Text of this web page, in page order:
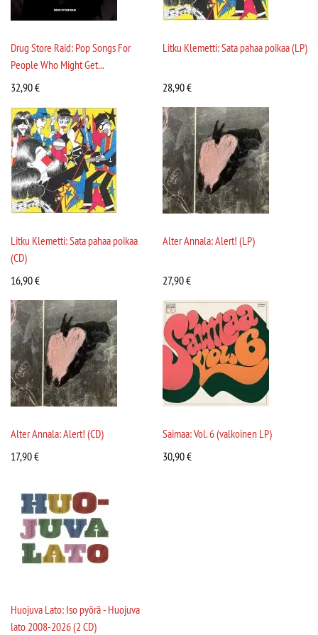
Drug Store Raid: Pop Songs For
People Who Might Get...
32,90€
Litku Klemetti: Sata pahaa poikaa (LP)
28,90€
Litku Klemetti: Sata pahaa poikaa
(CD)
16,90€
Alter Annala: Alert! (LP)
27,90€
Alter Annala: Alert! (CD)
17,90€
Saimaa: Vol. 6 (valkoinen LP)
30,90€
Huojuva Lato: Iso pyörä - Huojuva
lato 2008-2026 (2 CD)